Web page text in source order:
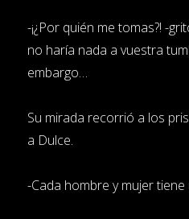
-¡¿Por quién me tomas?! -
no haría nada a vuestra
embargo…
Su mirada recorrió a los
a Dulce.
-Cada hombre y mujer